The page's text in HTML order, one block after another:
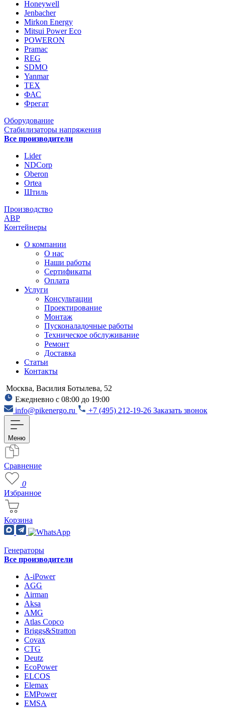
Honeywell
Jenbacher
Mirkon Energy
Mitsui Power Eco
POWERON
Pramac
REG
SDMO
Yanmar
ТЕХ
ФАС
Фрегат
Оборудование
Стабилизаторы напряжения
Все производители
Lider
NDCorp
Oberon
Ortea
Штиль
Производство
АВР
Контейнеры
О компании
О нас
Наши работы
Сертификаты
Оплата
Услуги
Консультации
Проектирование
Монтаж
Пусконаладочные работы
Техническое обслуживание
Ремонт
Доставка
Статьи
Контакты
Москва, Василия Ботылева, 52
Ежедневно с 08:00 до 19:00
info@pikenergo.ru
+7 (495) 212-19-26 Заказать звонок
Меню
Сравнение
0
Избранное
Корзина
Генераторы
Все производители
A-iPower
AGG
Airman
Aksa
AMG
Atlas Copco
Briggs&Stratton
Covax
CTG
Deutz
EcoPower
ELCOS
Elemax
EMPower
EMSA